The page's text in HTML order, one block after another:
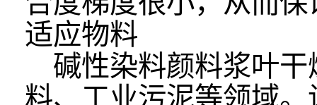
适应物料
碱性染料颜料浆叶干
料、工业污泥等领域